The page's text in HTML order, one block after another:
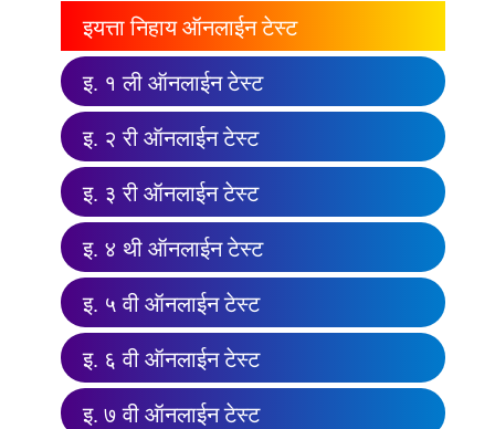
इयत्ता निहाय ऑनलाईन टेस्ट
इ. १ ली ऑनलाईन टेस्ट
इ. २ री ऑनलाईन टेस्ट
इ. ३ री ऑनलाईन टेस्ट
इ. ४ थी ऑनलाईन टेस्ट
इ. ५ वी ऑनलाईन टेस्ट
इ. ६ वी ऑनलाईन टेस्ट
इ. ७ वी ऑनलाईन टेस्ट